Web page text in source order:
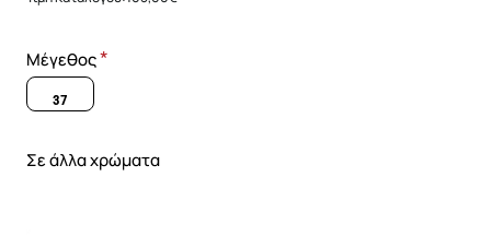
Μέγεθος
37
Σε άλλα χρώματα